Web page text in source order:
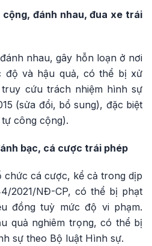
đánh nhau, đua xe trái
nhau, gây hỗn loạn ở nơi
độ và hậu quả, có thể bị xử
cứu trách nhiệm hình sự
(sửa đổi, bổ sung), đặc biệt
công cộng).
bạc, cá cược trái phép
chức cá cược, kể cả trong dịp
2021/NĐ-CP, có thể bị phạt
đồng tuỳ mức độ vi phạm.
quả nghiêm trọng, có thể bị
sự theo Bộ luật Hình sự.